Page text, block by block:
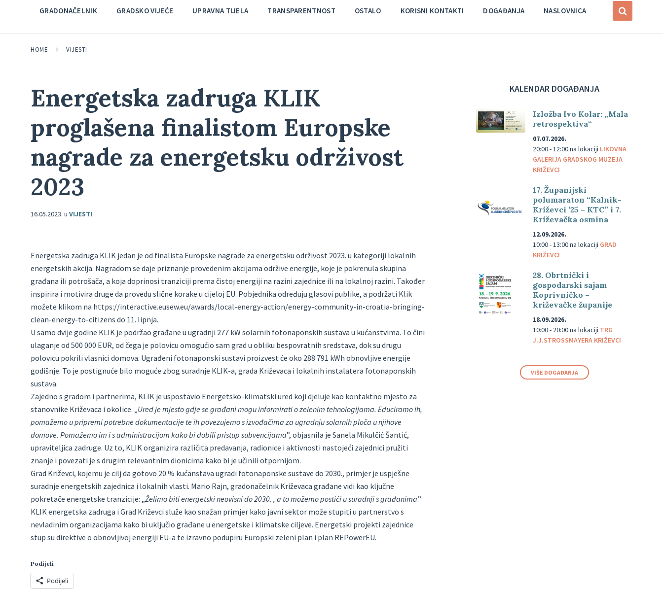
GRADONAČELNIK GRADSKO VIJEĆE UPRAVNA TIJELA TRANSPARENTNOST OSTALO KORISNI KONTAKTI DOGAĐANJA NASLOVNICA
HOME VIJESTI
Energetska zadruga KLIK
proglašena finalistom Europske
nagrade za energetsku održivost
2023
16.05.2023. u VIJESTI
Energetska zadruga KLIK jedan je od finalista Europske nagrade za energetsku održivost 2023. u kategoriji lokalnih
energetskih akcija. Nagradom se daje priznanje provedenim akcijama održive energije, koje je pokrenula skupina
građana ili potrošača, a koja doprinosi tranziciji prema čistoj energiji na razini zajednice ili na lokalnoj razini. Također
inspirira i motivira druge da provedu slične korake u cijeloj EU. Pobjednika određuju glasovi publike, a podržati Klik
možete klikom na https://interactive.eusew.eu/awards/local-energy-action/energy-community-in-croatia-bringing-
clean-energy-to-citizens do 11. lipnja.
U samo dvije godine KLIK je podržao građane u ugradnji 277 kW solarnih fotonaponskih sustava u kućanstvima. To čini
ulaganje od 500 000 EUR, od čega je polovicu omogućio sam grad u obliku bespovratnih sredstava, dok su drugu
polovicu pokrili vlasnici domova. Ugrađeni fotonaponski sustavi proizvest će oko 288 791 kWh obnovljive energije
godišnje. To je postignuće bilo moguće zbog suradnje KLIK-a, grada Križevaca i lokalnih instalatera fotonaponskih
sustava.
Zajedno s gradom i partnerima, KLIK je uspostavio Energetsko-klimatski ured koji djeluje kao kontaktno mjesto za
stanovnike Križevaca i okolice. „Ured je mjesto gdje se građani mogu informirati o zelenim tehnologijama. Educiramo ih,
pomažemo u pripremi potrebne dokumentacije te ih povezujemo s izvođačima za ugradnju solarnih ploča u njihove
domove. Pomažemo im i s administracijom kako bi dobili pristup subvencijama”, objasnila je Sanela Mikulčić Šantić,
upraviteljica zadruge. Uz to, KLIK organizira različita predavanja, radionice i aktivnosti nastojeći zajednici pružiti
znanje i povezati je s drugim relevantnim dionicima kako bi je učinili otpornijom.
Grad Križevci, kojemu je cilj da gotovo 20 % kućanstava ugradi fotonaponske sustave do 2030., primjer je uspješne
suradnje energetskih zajednica i lokalnih vlasti. Mario Rajn, gradonačelnik Križevaca građane vidi kao ključne
pokretače energetske tranzicije: „Želimo biti energetski neovisni do 2030. , a to možemo postići u suradnji s građanima.”
KLIK energetska zadruga i Grad Križevci služe kao snažan primjer kako javni sektor može stupiti u partnerstvo s
nevladinim organizacijama kako bi uključio građane u energetske i klimatske ciljeve. Energetski projekti zajednice
stup su direktive o obnovljivoj energiji EU-a te izravno podupiru Europski zeleni plan i plan REPowerEU.
Podijeli
Podijeli
KALENDAR DOGAĐANJA
Izložba Ivo Kolar: „Mala
retrospektiva“
07.07.2026.
20:00 - 12:00na lokaciji LIKOVNA
GALERIJA GRADSKOG MUZEJA
KRIŽEVCI
17. Županijski
polumaraton “Kalnik-
Križevci ’25 – KTC” i 7.
Križevačka osmina
12.09.2026.
10:00 - 13:00na lokaciji GRAD
KRIŽEVCI
28. Obrtnički i
gospodarski sajam
Koprivničko –
križevačke županije
18.09.2026.
10:00 - 20:00na lokaciji TRG
J.J.STROSSMAYERA KRIŽEVCI
VIŠE DOGAĐANJA